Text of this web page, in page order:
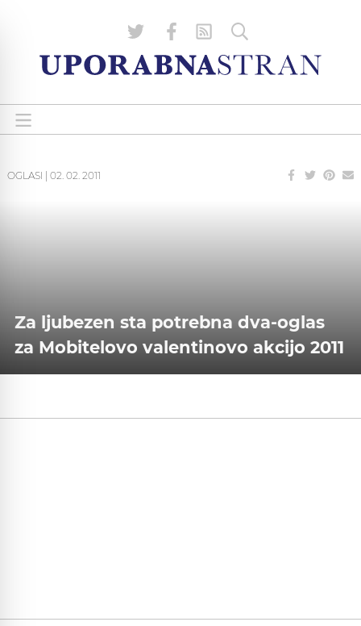
OGLASI 02. 02. 2011
Za ljubezen sta potrebna dva-oglas
za Mobitelovo valentinovo akcijo 2011